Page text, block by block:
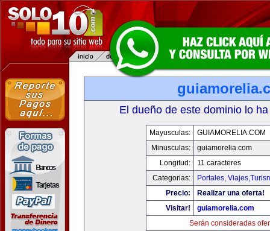
El dueño de este dominio lo
Mayusculas:
GUIAMORELIA.COM
Minusculas:
guiamorelia.com
Longitud:
11 caracteres
Categorias:
Portales,
Precio:
Realizar una oferta!
Visitar!
guiamorelia.com
Serán consideradas